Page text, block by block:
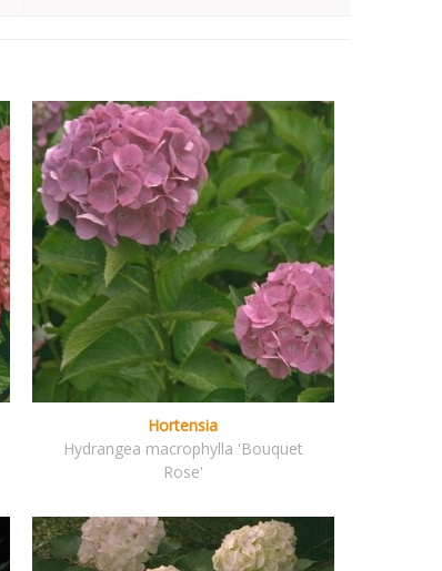
Hortensia
Hydrangea macrophylla 'Bouquet
Rose'